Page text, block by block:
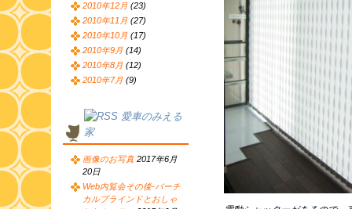
2010年12月 (23)
2010年11月 (27)
2010年10月 (17)
2010年9月 (14)
2010年8月 (12)
2010年7月 (9)
愛車のみえる
家
画像のお写真 2017年6月
20日
Web内覧会その後-バーチ
カルブラインドとおしゃ